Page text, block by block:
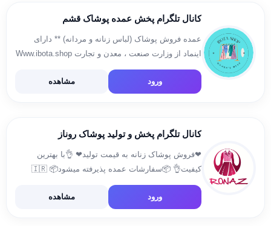
کانال تلگرام پخش عمده پوشاک قشم
عمده فروش پوشاک (لباس زنانه و مردانه) ** دارای
اینماد از وزارت صنعت ، معدن و تجارت Www.ibota.shop
شماره تماس : تلگرام ، واتس اپ ، ایتا 09108906502
ورود
مشاهده
کانال تلگرام پخش و تولید پوشاک روناز
❤فروش پوشاک زنانه به قیمت تولید❤ 👌با بهترین
کیفیت👌 📦سفارشات عمده پذیرفته میشود📦 🇮🇷
اصفهان و تهران فروش آنلاین آیدی سفارش:👇👇
ورود مشاهده